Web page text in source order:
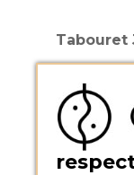
Tabouret